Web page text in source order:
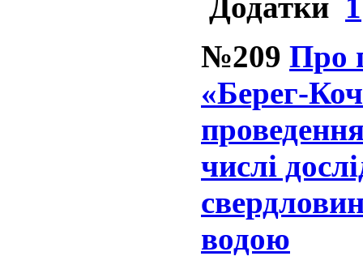
№209 Про
«Берег-
числі
водою